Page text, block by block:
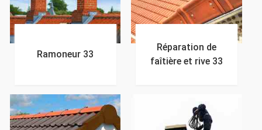
Ramoneur 33
Réparation de
faîtière et rive 33